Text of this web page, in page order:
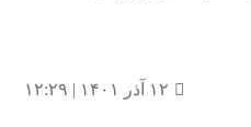
۱۲ آذر ۱۴۰۱ | ۱۲:۲۹